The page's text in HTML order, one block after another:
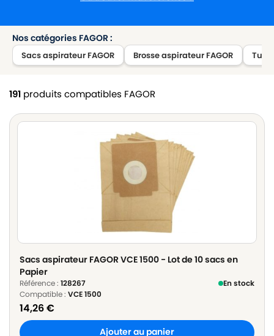
Nos catégories FAGOR :
Sacs aspirateur FAGOR Brosse aspirateur FAGOR Tube
191 produits compatibles FAGOR
Sacs aspirateur FAGOR VCE 1500 - Lot de 10 sacs en
Papier
Référence : 128267
En stock
Compatible : VCE 1500
14,26€
Ajouter au panier